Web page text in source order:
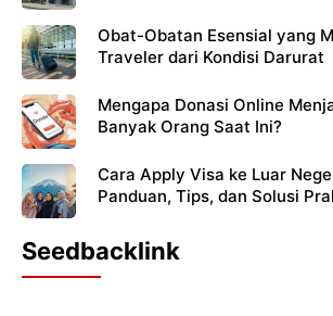
Obat-Obatan Esensial yang
Traveler dari Kondisi Darurat
Mengapa Donasi Online
Banyak Orang Saat Ini?
Cara Apply Visa ke Luar
Panduan, Tips, dan Solusi
Seedbacklink